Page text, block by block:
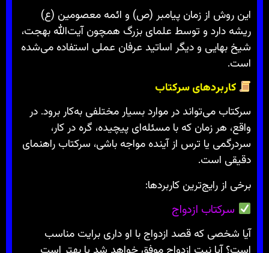
این روش از زمان پیامبر (ص) و ائمه معصومین (ع)
ریشه دارد و توسط علمای بزرگ همچون آیت‌الله بهجت،
شیخ بهایی و دیگر اساتید عرفان عملی استفاده می‌شده
است.
کاربردهای سرکتاب
سرکتاب می‌تواند در موارد بسیار مختلفی به‌کار برود. در
واقع، هر زمان که با مسئله‌ای پیچیده، گره در کار،
سردرگمی یا ترس از آینده مواجه باشی، سرکتاب راهنمای
دقیقی است.
برخی از رایج‌ترین کاربردها:
سرکتاب ازدواج
آیا شخصی که قصد ازدواج با او داری برایت مناسب